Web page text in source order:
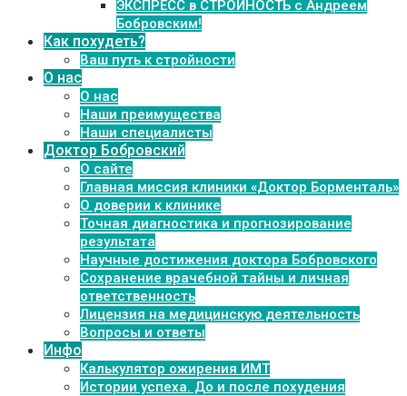
ЭКСПРЕСС в СТРОЙНОСТЬ с Андреем
Бобровским!
Как похудеть?
Ваш путь к стройности
О нас
О нас
Наши преимущества
Наши специалисты
Доктор Бобровский
О сайте
Главная миссия клиники «Доктор Борменталь»
О доверии к клинике
Точная диагностика и прогнозирование
результата
Научные достижения доктора Бобровского
Сохранение врачебной тайны и личная
ответственность
Лицензия на медицинскую деятельность
Вопросы и ответы
Инфо
Калькулятор ожирения ИМТ
Истории успеха. До и после похудения